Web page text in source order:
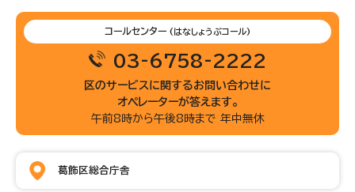
コールセンター (はなしょうぶコール)
03-6758-2222
区のサービスに関するお問い合わせに
オペレーターが答えます。
午前8時から午後8時まで 年中無休
葛飾区総合庁舎